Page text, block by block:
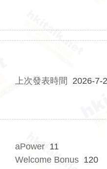
上次發表時間
2026-7-
aPower 11
Welcome Bonus 120